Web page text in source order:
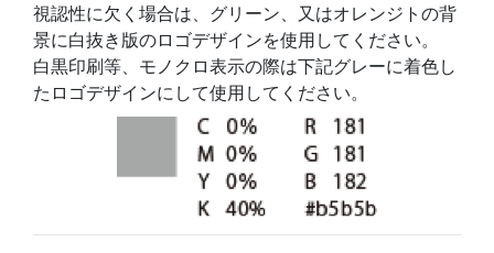
視認性に欠く場合は、グリーン、又はオレンジトの背
景に白抜き版のロゴデザインを使用してください。
白黒印刷等、モノクロ表示の際は下記グレーに着色し
たロゴデザインにして使用してください。